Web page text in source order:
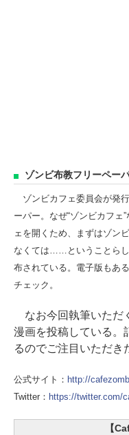
ゾンビ布教フリーペー
ゾンビカフェ委員会が発
ーパー。なぜ“ゾンビカフェ
ェを開くため、まずはゾン
なくては……ということら
布されている。電子版もあ
チェック。
なお今回執筆いただ
漫画を投稿している。
るのでご注目いただき
公式サイト： http://
Twitter： https://twitter.com/
【